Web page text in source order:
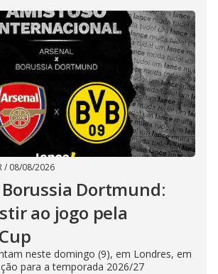
/ 08/08/2026
Dortmund:
ao jogo pela
neste domingo (9), em Londres, em
para a temporada 2026/27